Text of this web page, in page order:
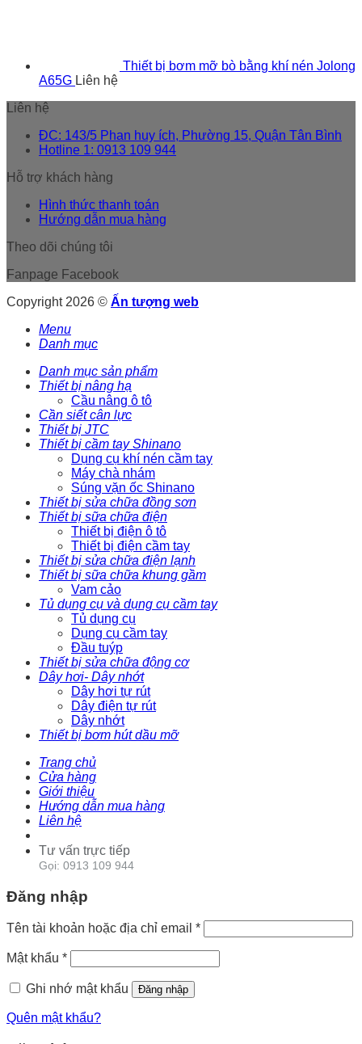
Thiết bị bơm mỡ bò bằng khí nén Jolong
A65G Liên hệ
Liên hệ
ĐC: 143/5 Phan huy ích, Phường 15, Quận Tân Bình
Hotline 1: 0913 109 944
Hỗ trợ khách hàng
Hình thức thanh toán
Hướng dẫn mua hàng
Theo dõi chúng tôi
Fanpage Facebook
Copyright 2026 © Ấn tượng web
Menu
Danh mục
Danh mục sản phẩm
Thiết bị nâng hạ
Cầu nâng ô tô
Cần siết cân lực
Thiết bị JTC
Thiết bị cầm tay Shinano
Dụng cụ khí nén cầm tay
Máy chà nhám
Súng vặn ốc Shinano
Thiết bị sửa chữa đồng sơn
Thiết bị sữa chữa điện
Thiết bị điện ô tô
Thiết bị điện cầm tay
Thiết bị sửa chữa điện lạnh
Thiết bị sữa chữa khung gầm
Vam cảo
Tủ dụng cụ và dụng cụ cầm tay
Tủ dụng cụ
Dụng cụ cầm tay
Đầu tuýp
Thiết bị sửa chữa động cơ
Dây hơi- Dây nhớt
Dây hơi tự rút
Dây điện tự rút
Dây nhớt
Thiết bị bơm hút dầu mỡ
Trang chủ
Cửa hàng
Giới thiệu
Hướng dẫn mua hàng
Liên hệ
Tư vấn trực tiếp
Gọi: 0913 109 944
Đăng nhập
Tên tài khoản hoặc địa chỉ email *
Mật khẩu *
Ghi nhớ mật khẩu Đăng nhập
Quên mật khẩu?